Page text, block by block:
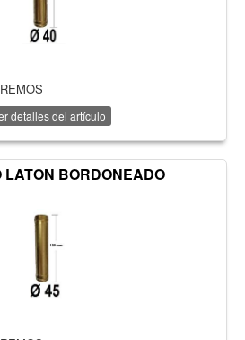
detalles del artículo
BORDONEADO